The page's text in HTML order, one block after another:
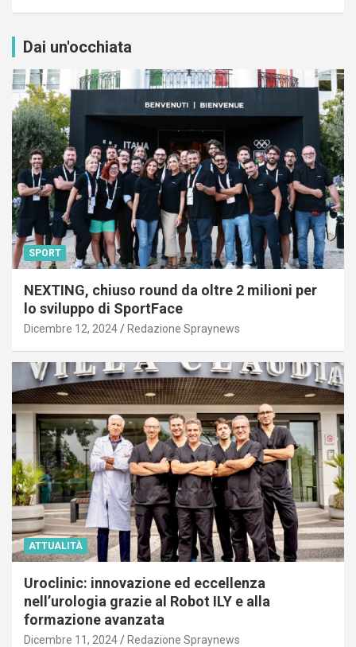
Dai un'occhiata
SPORT
NEXTING, chiuso round da oltre 2 milioni per
lo sviluppo di SportFace
Dicembre 12, 2024 Redazione Spraynews
ATTUALITÀ
Uroclinic: innovazione ed eccellenza
nell’urologia grazie al Robot ILY e alla
formazione avanzata
Dicembre 11, 2024 Redazione Spraynews